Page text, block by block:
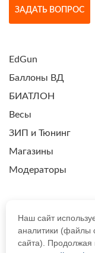
ЗАДАТЬ ВОПРОС
EdGun
Баллоны ВД
БИАТЛОН
Весы
ЗИП и Тюнинг
Магазины
Модераторы
Наш сайт
аналитики (файлы
сайта). Продолжая